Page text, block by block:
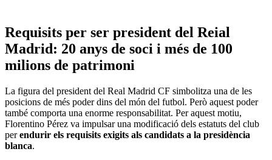
Requisits per ser president del Reial
Madrid: 20 anys de soci i més de 100
milions de patrimoni
La figura del president del Real Madrid CF simbolitza una de les
posicions de més poder dins del món del futbol. Però aquest poder
també comporta una enorme responsabilitat. Per aquest motiu,
Florentino Pérez va impulsar una modificació dels estatuts del club
perendurir els requisits exigits als candidats a la presidència
blanca.